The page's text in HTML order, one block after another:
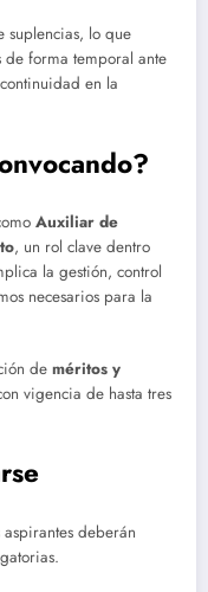
suplencias, lo que
forma temporal ante
en la
Auxiliar de
, un rol clave dentro
la gestión, control
necesarios para la
de méritos y
vigencia de hasta tres
deberán